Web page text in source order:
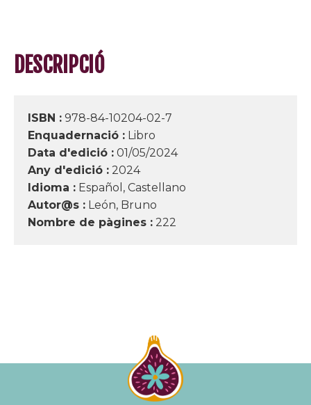
DESCRIPCIÓ
ISBN : 978-84-10204-02-7
Enquadernació : Libro
Data d'edició : 01/05/2024
Any d'edició : 2024
Idioma : Español, Castellano
Autor@s : León, Bruno
Nombre de pàgines : 222